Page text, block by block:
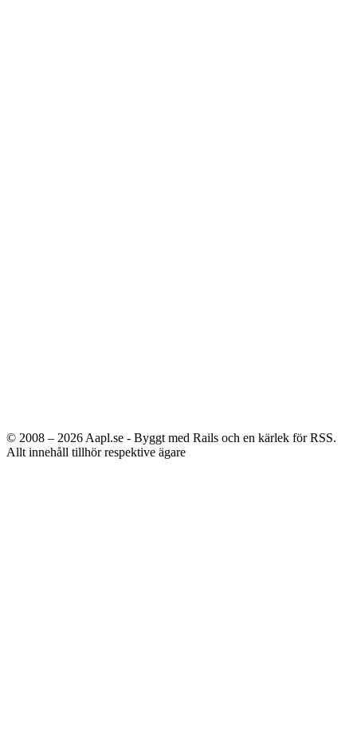
© 2008 – 2026 Aapl.se - Byggt med Rails och en kärlek för RSS.
Allt innehåll tillhör respektive ägare